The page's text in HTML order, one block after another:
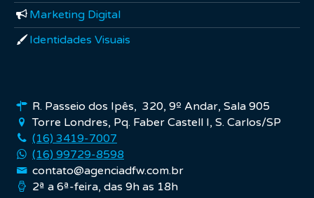
Marketing Digital
Identidades Visuais
R. Passeio dos Ipês, 320, 9º Andar, Sala 905
Torre Londres, Pq. Faber Castell I, S. Carlos/SP
(16) 3419-7007
(16) 99729-8598
contato@agenciadfw.com.br
2ª a 6ª-feira, das 9h as 18h